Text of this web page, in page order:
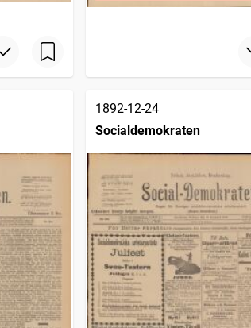
1892-12-24
Socialdemokraten